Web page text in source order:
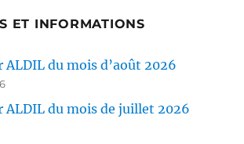
ET INFORMATIONS
ALDIL du mois d’août 2026
ALDIL du mois de juillet 2026